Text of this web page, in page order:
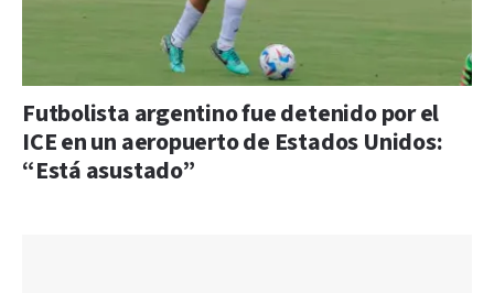
Futbolista argentino fue detenido por el
ICE en un aeropuerto de Estados Unidos:
“Está asustado”